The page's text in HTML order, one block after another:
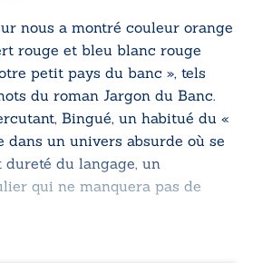
nous a montré couleur orange
rouge et bleu blanc rouge
petit pays du banc », tels
du roman Jargon du Banc.
Bingué, un habitué du «
dans un univers absurde où se
du langage, un
qui ne manquera pas de